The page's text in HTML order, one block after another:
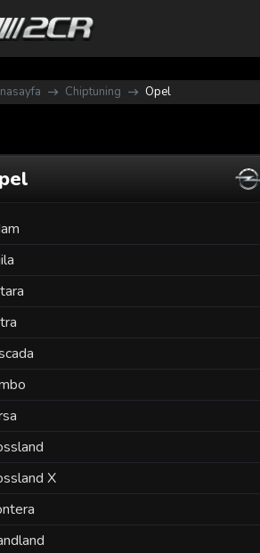
Chiptuning Opel
X